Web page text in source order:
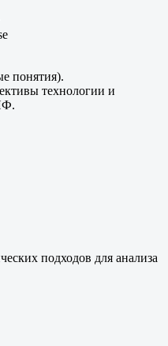
понятия).
технологии и
подходов для анализа